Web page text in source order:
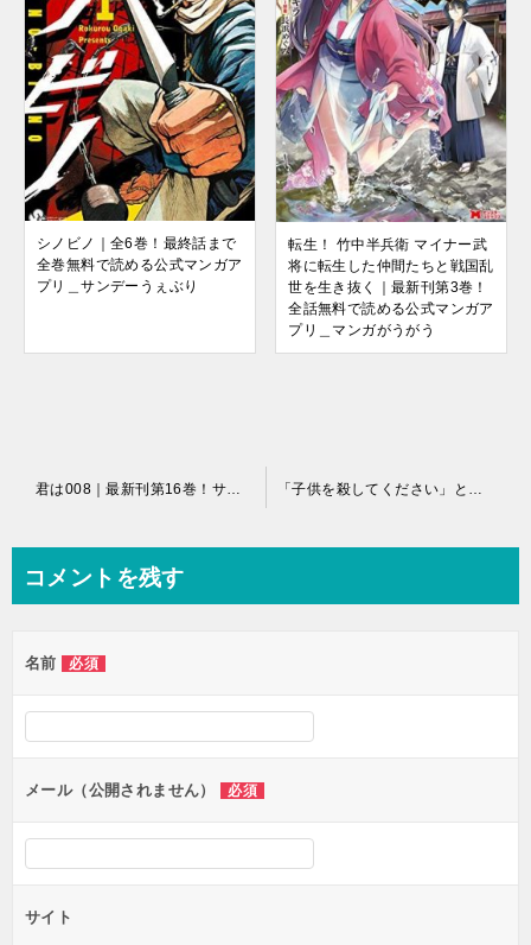
シノビノ｜全6巻！最終話まで
全巻無料で読める公式マンガア
プリ＿サンデーうぇぶり
転生！ 竹中半兵衛 マイナー武
将に転生した仲間たちと戦国乱
世を生き抜く｜最新刊第3巻！
全話無料で読める公式マンガア
プリ＿マンガがうがう
ビ
ー
シ
ョ
ン
コメントを残す
名前 必須
メール（公開されません） 必須
サイト